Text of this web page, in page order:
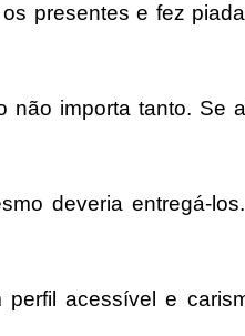
presentes e fez
importa tanto. Se
deveria entregá-
acessível e